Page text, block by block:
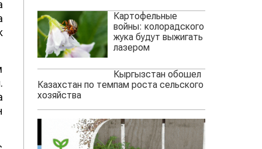
Картофельные
войны: колорадского
жука будут выжигать
лазером
Кыргызстан обошел
Казахстан по темпам роста сельского
хозяйства